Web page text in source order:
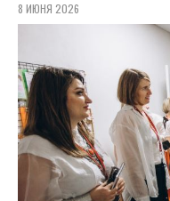
8 ИЮНЯ 2026